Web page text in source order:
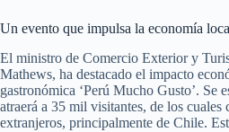
Un evento que impulsa la economía
El ministro de Comercio Exterior y
Mathews, ha destacado el impacto
gastronómica ‘Perú Mucho Gusto’. Se
atraerá a 35 mil visitantes, de los cuales
extranjeros, principalmente de Chile.